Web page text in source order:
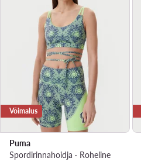
Võimalus
Puma
Spordirinnahoidja · Roheline